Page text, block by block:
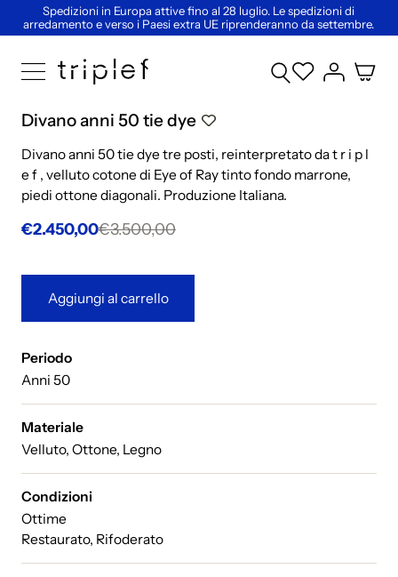
Spedizioni in Europa attive fino al 28 luglio. Le spedizioni di
arredamento e verso i Paesi extra UE riprenderanno da settembre.
Divano anni 50 tie dye
Divano anni 50 tie dye tre posti, reinterpretato da t r i p l
e f , velluto cotone di Eye of Ray tinto fondo marrone,
piedi ottone diagonali. Produzione Italiana.
€2.450,00€3.500,00
Aggiungi al carrello
Periodo
Anni 50
Materiale
Velluto, Ottone, Legno
Condizioni
Ottime
Restaurato, Rifoderato